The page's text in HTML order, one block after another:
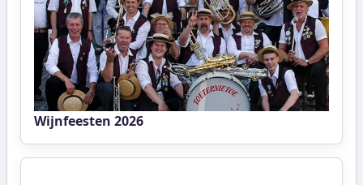
Wijnfeesten 2026